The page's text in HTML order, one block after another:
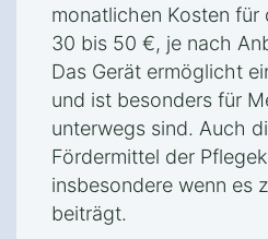
monatlichen Kosten für
30 bis 50 €, je nach
Das Gerät ermöglicht
und ist besonders für
unterwegs sind. Auch
Fördermittel der
insbesondere wenn es
beiträgt.